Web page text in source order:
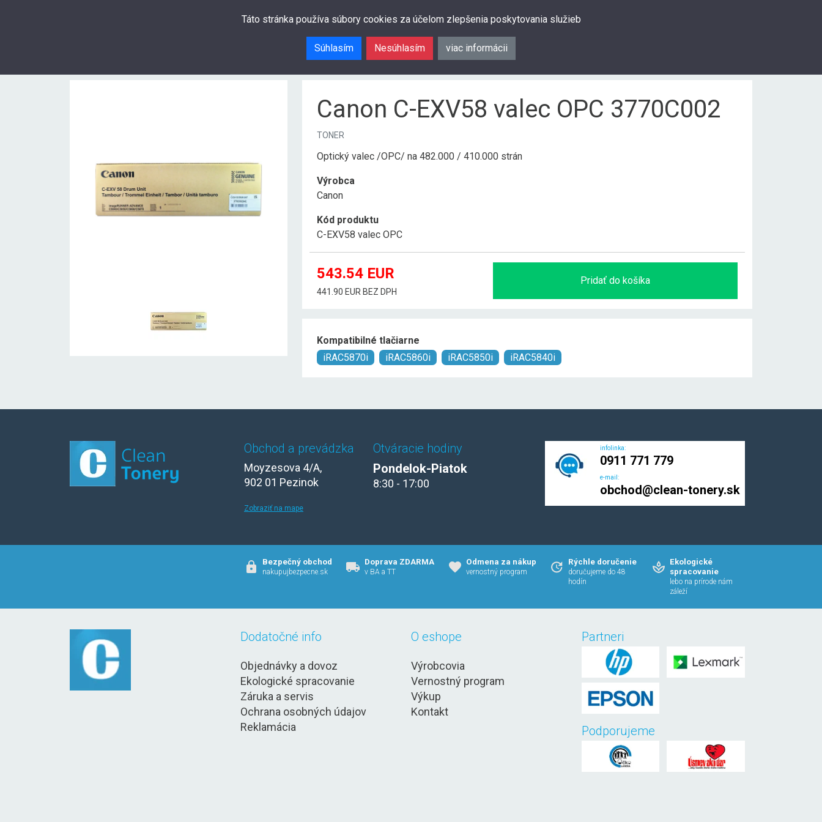
Táto stránka používa súbory cookies za účelom zlepšenia poskytovania služieb
Súhlasím Nesúhlasím viac informácii
Canon C-EXV58 valec OPC 3770C002
TONER
Optický valec /OPC/ na 482.000 / 410.000 strán
Výrobca
Canon
Kód produktu
C-EXV58 valec OPC
543.54 EUR
441.90 EUR BEZ DPH
Pridať do košíka
Kompatibilné tlačiarne
iRAC5870i
iRAC5860i iRAC5850i iRAC5840i
Obchod a prevádzka
Moyzesova 4/A,
902 01 Pezinok
Zobraziť na mape
Otváracie hodiny
Pondelok-Piatok
8:30 - 17:00
infolinka:
0911 771 779
e-mail:
obchod@clean-tonery.sk
Bezpečný obchod
nakupujbezpecne.sk
Doprava ZDARMA
v BA a TT
Odmena za nákup
vernostný program
Rýchle doručenie
doručujeme do 48
hodín
Ekologické
spracovanie
lebo na prírode nám
záleží
Dodatočné info
Objednávky a dovoz
Ekologické spracovanie
Záruka a servis
Ochrana osobných údajov
Reklamácia
O eshope
Výrobcovia
Vernostný program
Výkup
Kontakt
Partneri
Podporujeme